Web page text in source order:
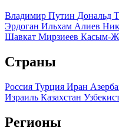
Владимир Путин Дональд
Эрдоган Ильхам Алиев
Шавкат Мирзиеев Касым-
Страны
Россия Турция Иран
Израиль Казахстан
Регионы